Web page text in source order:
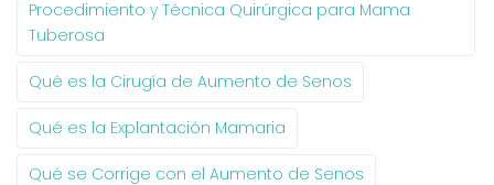
Procedimiento y Técnica Quirúrgica para Mama
Tuberosa
Qué es la Cirugía de Aumento de Senos
Qué es la Explantación Mamaria
Qué se Corrige con el Aumento de Senos